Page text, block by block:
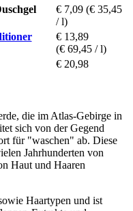
€ 7,09 (€ 35,45
/ l)
€ 13,89
(€ 69,45 / l)
€ 20,98
die im Atlas-Gebirge in
sich von der Gegend
für "waschen" ab. Diese
Jahrhunderten von
Haut und Haaren
Haartypen und ist